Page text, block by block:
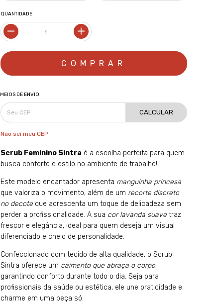
QUANTIDADE
MEIOS DE ENVIO
CALCULAR
Não sei meu CEP
Scrub Feminino Sintra é a escolha perfeita para quem
busca conforto e estilo no ambiente de trabalho!
Este modelo encantador apresenta manguinha princesa
que valoriza o movimento, além de um recorte discreto
no decote que acrescenta um toque de delicadeza sem
perder a profissionalidade. A sua cor lavanda suave traz
frescor e elegância, ideal para quem deseja um visual
diferenciado e cheio de personalidade.
Confeccionado com tecido de alta qualidade, o Scrub
Sintra oferece um caimento que abraça o corpo,
garantindo conforto durante todo o dia. Seja para
profissionais da saúde ou estética, ele une praticidade e
charme em uma peça só.